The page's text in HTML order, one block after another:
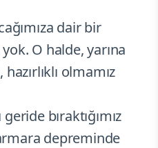
dair bir
O halde, yarına
olmamız
geride bıraktığımız
depreminde